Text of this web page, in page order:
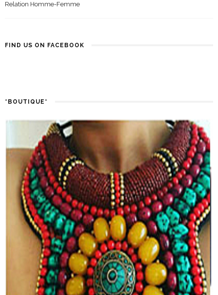
Relation Homme-Femme
FIND US ON FACEBOOK
*BOUTIQUE*